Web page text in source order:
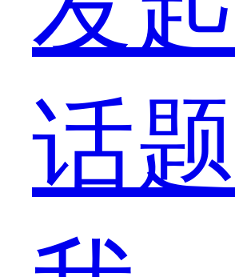
能
还
话题